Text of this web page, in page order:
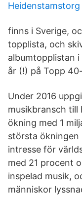
Heidenstamstorg
finns i Sverige,
topplista, och
albumtopplistan
år (!) på Topp
Under 2016
musikbransch till
ökning med 1
största
intresse för
med 21 procent
inspelad musik,
människor